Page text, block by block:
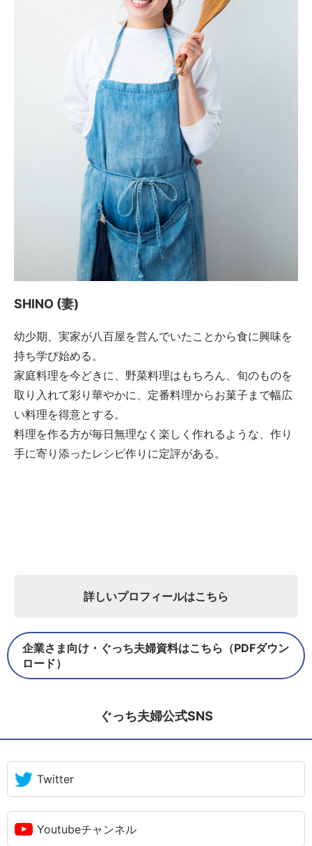
SHINO (妻)
幼少期、実家が八百屋を営んでいたことから食に興味を
持ち学び始める。
家庭料理を今どきに、野菜料理はもちろん、旬のものを
取り入れて彩り華やかに、定番料理からお菓子まで幅広
い料理を得意とする。
料理を作る方が毎日無理なく楽しく作れるような、作り
手に寄り添ったレシピ作りに定評がある。
詳しいプロフィールはこちら
企業さま向け・ぐっち夫婦資料はこちら（PDFダウン
ロード）
ぐっち夫婦公式SNS
Twitter
Youtubeチャンネル